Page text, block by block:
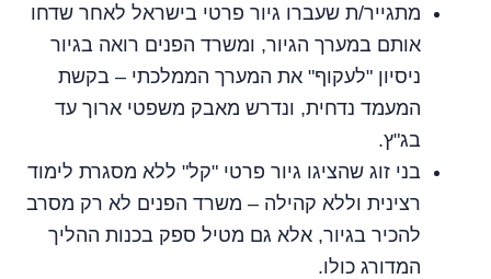
מתגייר/ת שעברו גיור פרטי בישראל לאחר שדחו
אותם במערך הגיור, ומשרד הפנים רואה בגיור
ניסיון "לעקוף" את המערך הממלכתי – בקשת
המעמד נדחית, ונדרש מאבק משפטי ארוך עד
בג"ץ.
בני זוג שהציגו גיור פרטי "קל" ללא מסגרת לימוד
רצינית וללא קהילה – משרד הפנים לא רק מסרב
להכיר בגיור, אלא גם מטיל ספק בכנות ההליך
המדורג כולו.